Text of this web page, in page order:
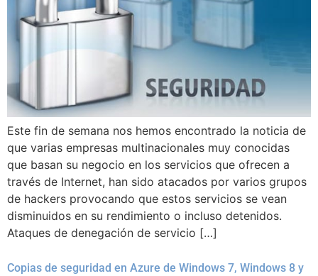
Este fin de semana nos hemos encontrado la noticia de
que varias empresas multinacionales muy conocidas
que basan su negocio en los servicios que ofrecen a
través de Internet, han sido atacados por varios grupos
de hackers provocando que estos servicios se vean
disminuidos en su rendimiento o incluso detenidos.
Ataques de denegación de servicio […]
Copias de seguridad en Azure de Windows 7, Windows 8 y